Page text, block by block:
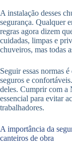
A instalação desses
segurança. Qualquer
regras agora dizem
cuidadas, limpas e
chuveiros, mas todas
Seguir essas normas
seguros e
deles. Cumprir com a
essencial para evitar
trabalhadores.
A importância da
canteiros de obra